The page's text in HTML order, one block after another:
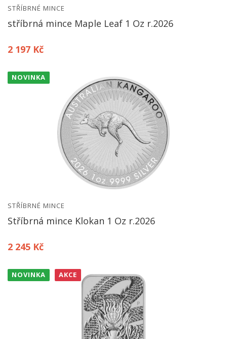
STŘÍBRNÉ MINCE
stříbrná mince Maple Leaf 1 Oz r.2026
2 197 Kč
NOVINKA
STŘÍBRNÉ MINCE
Stříbrná mince Klokan 1 Oz r.2026
2 245 Kč
NOVINKA AKCE